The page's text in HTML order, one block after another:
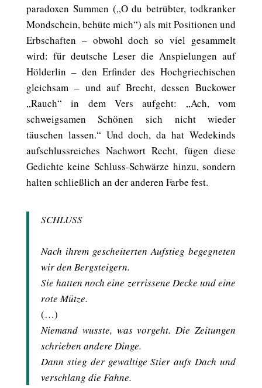
paradoxen Summen („O du betrübter, todkranker
Mondschein, behüte mich“) als mit Positionen und
Erbschaften – obwohl doch so viel gesammelt
wird: für deutsche Leser die Anspielungen auf
Hölderlin – den Erfinder des Hochgriechischen
gleichsam – und auf Brecht, dessen Buckower
„Rauch“ in dem Vers aufgeht: „Ach, vom
schweigsamen Schönen sich nicht wieder
täuschen lassen.“ Und doch, da hat Wedekinds
aufschlussreiches Nachwort Recht, fügen diese
Gedichte keine Schluss-Schwärze hinzu, sondern
halten schließlich an der anderen Farbe fest.
SCHLUSS
Nach ihrem gescheiterten Aufstieg begegneten
wir den Bergsteigern.
Sie hatten noch eine zerrissene Decke und eine
rote Mütze.
(…)
Niemand wusste, was vorgeht. Die Zeitungen
schrieben andere Dinge.
Dann stieg der gewaltige Stier aufs Dach und
verschlang die Fahne.